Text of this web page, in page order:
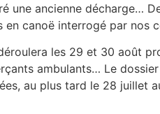
une ancienne décharge…
canoë interrogé par nos
les 29 et 30 août
ambulants… Le
au plus tard le 28 juillet